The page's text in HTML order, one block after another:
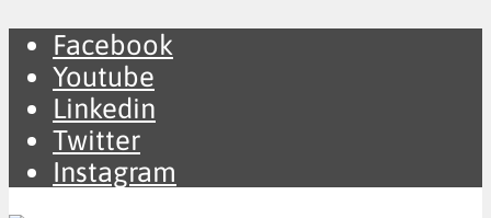
Facebook
Youtube
Linkedin
Twitter
Instagram